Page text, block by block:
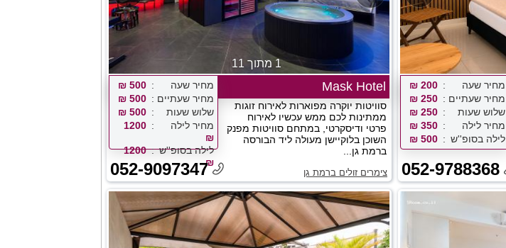
מחיר שעה
200 ₪
מחיר שעתיים
250 ₪
שלוש שעות
250 ₪
מחיר לילה
350 ₪
לילה בסופ''ש
500 ₪
052-9788368
1 מתוך 11
Mask Hotel
סוויטות יוקרה מפוארות לאירוח זוגות
ממתינות לכם ממש עכשיו לאירוח
פרטי ודיסקרטי, במתחם סוויטות מפנק
השוכן בלוקיישן מעולה ליד הבורסה
ברמת גן...
צימרים זולים ברמת גן
מחיר שעה
500 ₪
מחיר שעתיים
500 ₪
שלוש שעות
500 ₪
מחיר לילה
1200
₪
לילה בסופ''ש
1200
₪
052-9097347